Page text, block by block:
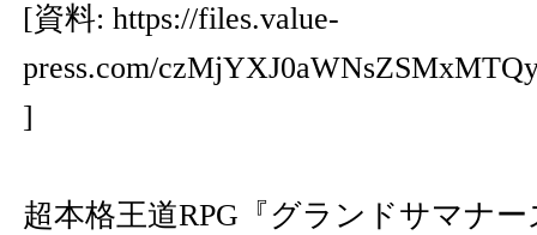
[資料: https://files.value-
press.com/
]
超本格王道RPG『グランドサマナ